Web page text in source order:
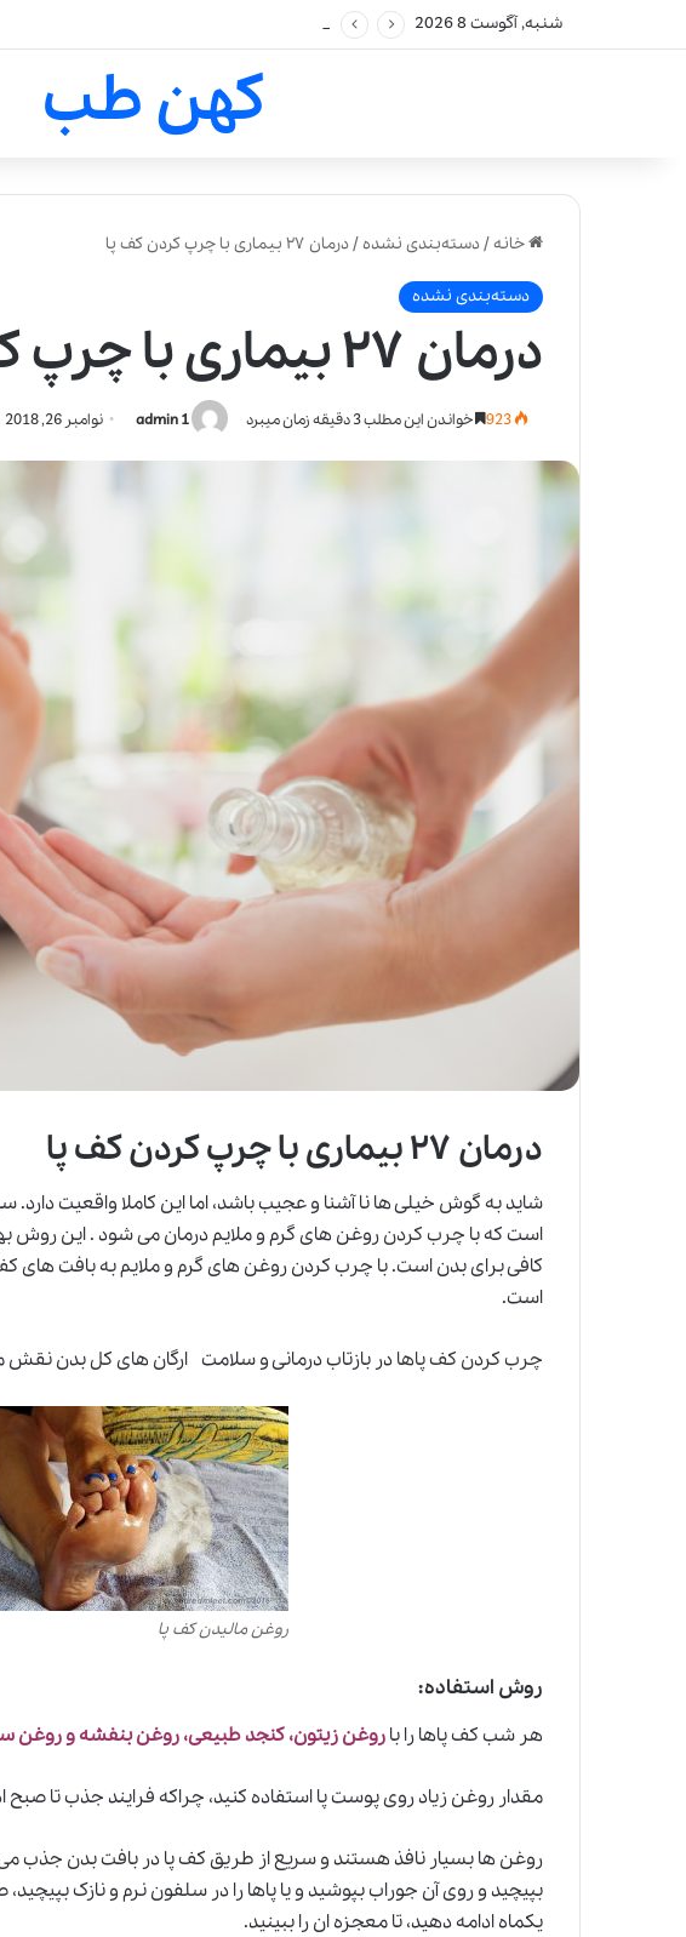
شنبه, آگوست 8 2026
کهن طب
خانه/دسته‌بندی نشده/درمان ۲۷ بیماری با چرپ کردن کف پا
دسته‌بندی نشده
درمان ۲۷ بیماری با چرپ کردن کف پا
admin 1 نوامبر 26, 2018 خواندن این مطلب 3 دقیقه زمان میبرد
درمان ۲۷ بیماری با چرپ کردن کف پا
شاید به گوش خیلی ها نا آشنا و عجیب باشد، اما این کاملا واقعیت
است که با چرب کردنروغن های گرم و ملایم درمان می شود . این روش
کافی برای بدن است. با چرب کردن روغن های گرم و ملایم به بافت های کف
است.
چرب کردن کف پاهادر بازتاب درمانی و سلامت ارگان های کل بدن نقش
روغن مالیدن کف پا
روش استفاده:
هر شب کف پاها را باروغن زیتون، کنجد طبیعی، روغن بنفشه و روغن
مقدار روغن زیاد روی پوست پا استفاده کنید، چراکه فرایند جذب تا
روغن ها بسیار نافذ هستند و سریع از طریق کف پا در بافت بدن جذب
بپیچید و روی آن جوراب بپوشید و یا پاها را در سلفون نرم و نازک بپیچید،
یکماه ادامه دهید، تا معجزه ان را ببینید.